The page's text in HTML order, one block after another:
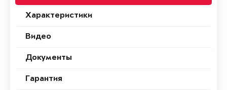
Характеристики
Видео
Документы
Гарантия